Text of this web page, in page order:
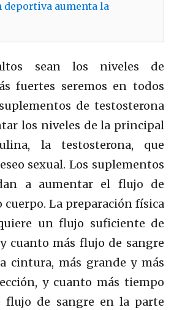
deportiva aumenta la
sean los niveles de
fuertes seremos en todos
de testosterona
los niveles de la principal
la testosterona, que
sexual. Los suplementos
a aumentar el flujo de
cuerpo. La preparación física
un flujo suficiente de
cuanto más flujo de sangre
cintura, más grande y más
y cuanto más tiempo
flujo de sangre en la parte